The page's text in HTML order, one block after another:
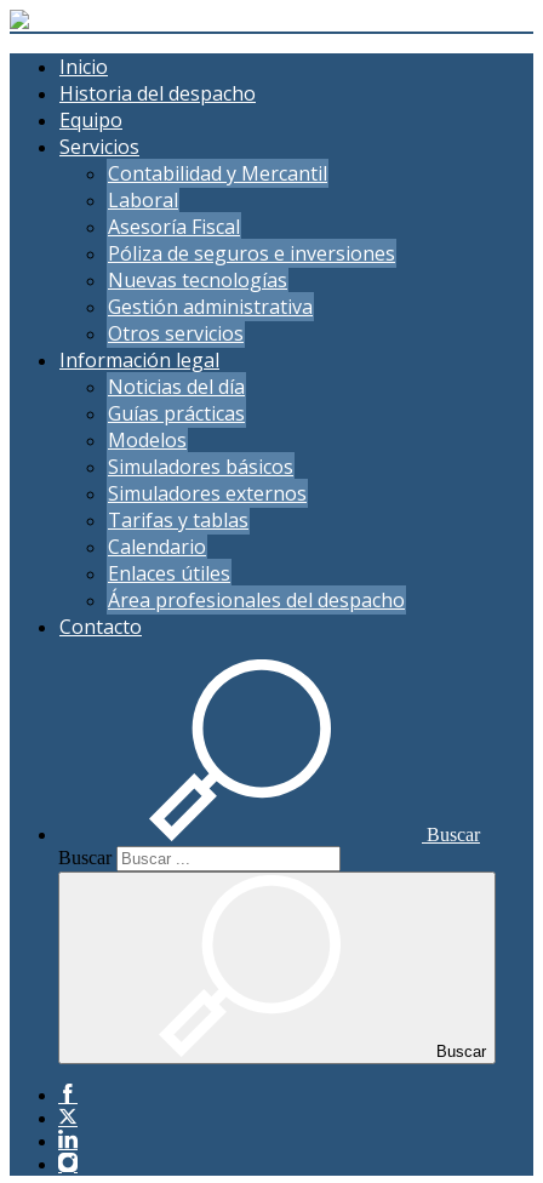
Inicio
Historia del despacho
Equipo
Servicios
Contabilidad y Mercantil
Laboral
Asesoría Fiscal
Póliza de seguros e inversiones
Nuevas tecnologías
Gestión administrativa
Otros servicios
Información legal
Noticias del día
Guías prácticas
Modelos
Simuladores básicos
Simuladores externos
Tarifas y tablas
Calendario
Enlaces útiles
Área profesionales del despacho
Contacto
Buscar
Buscar
Buscar